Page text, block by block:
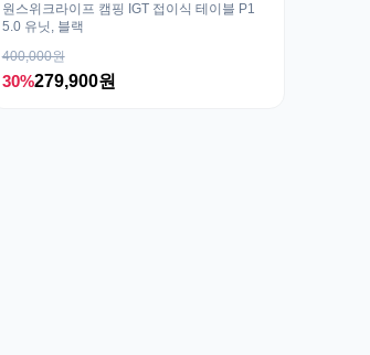
원스위크라이프 캠핑 IGT 접이식 테이블 P1
5.0 유닛, 블랙
400,000원
30%279,900원